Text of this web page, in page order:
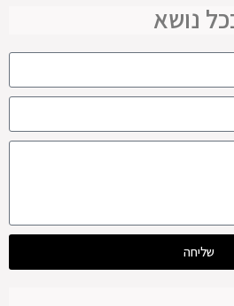
נושא
שליחה